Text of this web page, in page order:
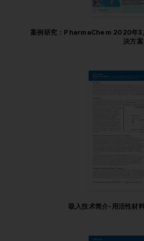
案例研究：PharmaChem 2020
决方案
吸入技术简介-用活性材